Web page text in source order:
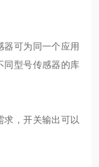
器可为同一个应用
同型号传感器的库
求，开关输出可以